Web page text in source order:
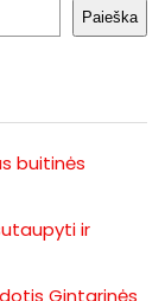
Paieška
buitinės
ir
Gintarinės